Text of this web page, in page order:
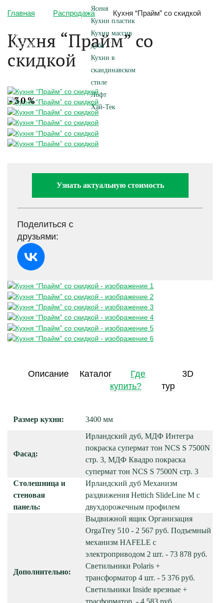
Каталог
кухонь
Ясеня
Кухни пластик
Кухни массив
дуба
Кухни в
скандинавском
стиле
Лофт
Хай-Тек
Главная Распродажа Кухня “Прайм” со скидкой
Кухня “Прайм” со
скидкой
-30%
Узнать актуальную стоимость
Поделиться с
друзьями:
Описание Каталог
Где
купить?
3D
тур
Размер кухни: 3400 мм
Фасад:
Ирландский дуб, МДФ Интегра
покраска супермат тон NCS S 7500N
стр. 3, МДФ Квадро покраска
супермат тон NCS S 7500N стр. 3
Столешница и
стеновая
панель:
Ирландский дуб Механизм
раздвижения Hettich SlideLine M с
двухдорожечным профилем
Дополнительно:
Выдвижной ящик Организация
OrgaTrey 510 - 2 567 руб. Подъемный
механизм HAFELE с
электроприводом 2 шт. - 73 878 руб.
Светильники Polaris +
трансформатор 4 шт. - 5 376 руб.
Светильники Inside врезные +
трасформатор. - 4 583 руб.